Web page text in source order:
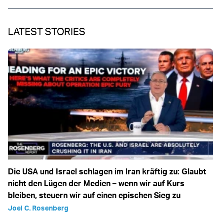
LATEST STORIES
Die USA und Israel schlagen im Iran kräftig zu: Glaubt
nicht den Lügen der Medien – wenn wir auf Kurs
bleiben, steuern wir auf einen epischen Sieg zu
Joel C. Rosenberg